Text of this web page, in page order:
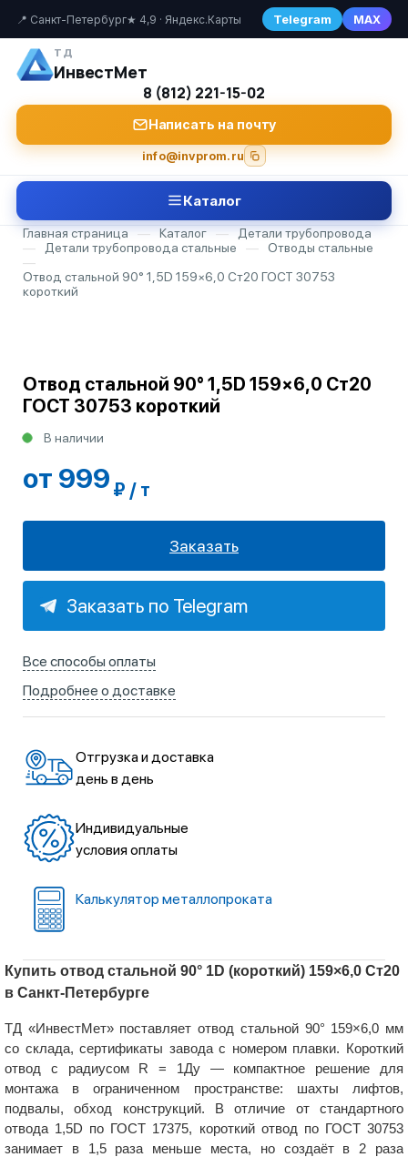
📍 Санкт-Петербург★ 4,9 · Яндекс.Карты Telegram MAX
ТД
ИнвестМет
8 (812) 221-15-02
Написать на почту
info@invprom.ru
Каталог
Главная страница — Каталог —
Детали трубопровода
—
Детали трубопровода стальные —
Отводы стальные
—
Отвод стальной 90° 1,5D 159×6,0 Ст20 ГОСТ 30753
короткий
Отвод стальной 90° 1,5D 159×6,0 Ст20
ГОСТ 30753 короткий
В наличии
от 999 ₽ / т
Заказать
Заказать по Telegram
Все способы оплаты
Подробнее о доставке
Отгрузка и доставка
день в день
Индивидуальные
условия оплаты
Калькулятор металлопроката
Купить отвод стальной 90° 1D (короткий) 159×6,0 Ст20
в Санкт-Петербурге
ТД «ИнвестМет» поставляет отвод стальной 90° 159×6,0 мм
со склада, сертификаты завода с номером плавки. Короткий
отвод с радиусом R = 1Ду — компактное решение для
монтажа в ограниченном пространстве: шахты лифтов,
подвалы, обход конструкций. В отличие от стандартного
отвода 1,5D по ГОСТ 17375, короткий отвод по ГОСТ 30753
занимает в 1,5 раза меньше места, но создаёт в 2 раза